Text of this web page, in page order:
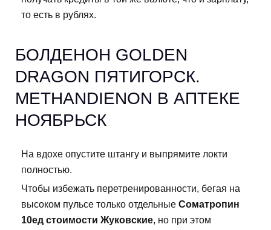
то есть в рублях.
БОЛДЕНОН GOLDEN
DRAGON ПЯТИГОРСК.
METHANDIENON В АПТЕКЕ
НОЯБРЬСК
На вдохе опустите штангу и выпрямите локти
полностью.
Чтобы избежать перетренированности, бегая на
высоком пульсе только отдельные Cоматропин
10ед стоимости Жуковские, но при этом